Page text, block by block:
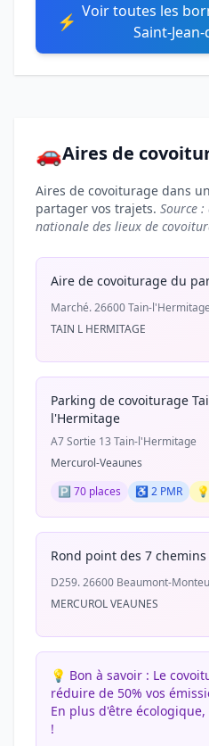
⚡ Voir toutes les
Saint-
🚗Aires de
Aires de covoiturage dans
partager vos trajets. Source
nationale des lieux de
Aire de covoiturage du
Marché. 26600 Tain-l'Hermitage
TAIN L HERMITAGE
Parking de covoiturage
l'Hermitage
A7 Sortie 13 Tain-l'Hermitage
Mercurol-Veaunes
🅿️ 70 places
♿ 2 PMR
Rond point des 7 chemins
D259. 26600 Beaumont-
MERCUROL VEAUNES
💡 Bon à savoir : Le
réduire de 50% vos
En plus d'être
!